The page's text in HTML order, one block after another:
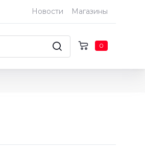
Новости Магазины
0